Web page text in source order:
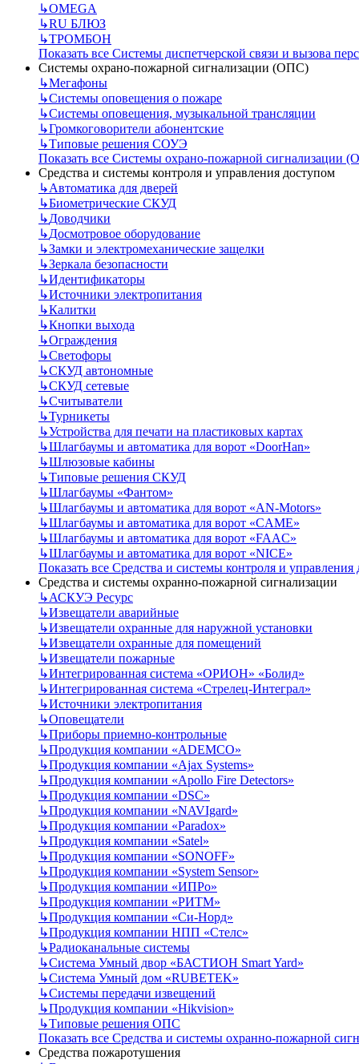
↳OMEGA
↳RU БЛЮЗ
↳ТРОМБОН
Показать все Системы диспетчерской связи и вызова
Системы охрано-пожарной сигнализации (ОПС)
↳Мегафоны
↳Системы оповещения о пожаре
↳Системы оповещения, музыкальной трансляции
↳Громкоговорители абонентские
↳Типовые решения СОУЭ
Показать все Системы охрано-пожарной сигнализации
Средства и системы контроля и управления доступом
↳Автоматика для дверей
↳Биометрические СКУД
↳Доводчики
↳Досмотровое оборудование
↳Замки и электромеханические защелки
↳Зеркала безопасности
↳Идентификаторы
↳Источники электропитания
↳Калитки
↳Кнопки выхода
↳Ограждения
↳Светофоры
↳СКУД автономные
↳СКУД сетевые
↳Считыватели
↳Турникеты
↳Устройства для печати на пластиковых картах
↳Шлагбаумы и автоматика для ворот «DoorHan»
↳Шлюзовые кабины
↳Типовые решения СКУД
↳Шлагбаумы «Фантом»
↳Шлагбаумы и автоматика для ворот «AN-Motors»
↳Шлагбаумы и автоматика для ворот «CAME»
↳Шлагбаумы и автоматика для ворот «FAAC»
↳Шлагбаумы и автоматика для ворот «NICE»
Показать все Средства и системы контроля и управления
Средства и системы охранно-пожарной сигнализации
↳АСКУЭ Ресурс
↳Извещатели аварийные
↳Извещатели охранные для наружной установки
↳Извещатели охранные для помещений
↳Извещатели пожарные
↳Интегрированная система «ОРИОН» «Болид»
↳Интегрированная система «Стрелец-Интеграл»
↳Источники электропитания
↳Оповещатели
↳Приборы приемно-контрольные
↳Продукция компании «ADEMCO»
↳Продукция компании «Ajax Systems»
↳Продукция компании «Apollo Fire Detectors»
↳Продукция компании «DSC»
↳Продукция компании «NAVIgard»
↳Продукция компании «Paradox»
↳Продукция компании «Satel»
↳Продукция компании «SONOFF»
↳Продукция компании «System Sensor»
↳Продукция компании «ИПРо»
↳Продукция компании «РИТМ»
↳Продукция компании «Си-Норд»
↳Продукция компании НПП «Стелс»
↳Радиоканальные системы
↳Система Умный двор «БАСТИОН Smart Yard»
↳Система Умный дом «RUBETEK»
↳Системы передачи извещений
↳Продукция компании «Hikvision»
↳Типовые решения ОПС
Показать все Средства и системы охранно-пожарной
Средства пожаротушения